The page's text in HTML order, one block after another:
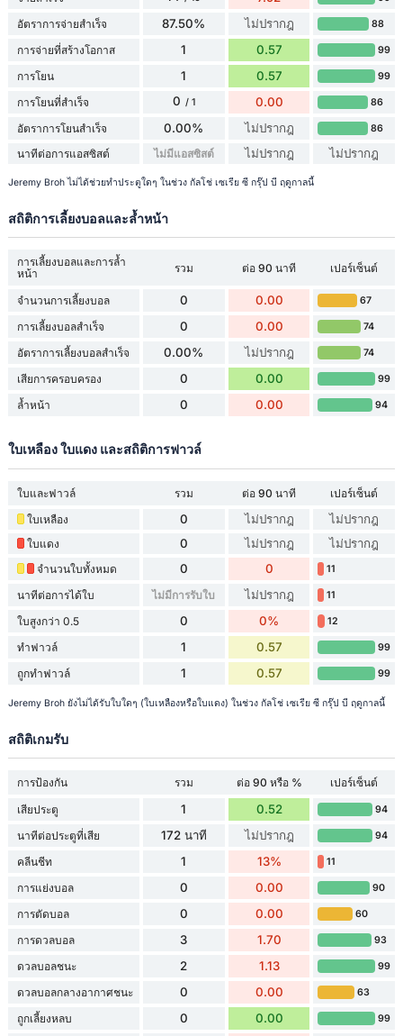
อัตราการจ่ายสำเร็จ 87.50% ไม่ปรากฎ 88
การจ่ายที่สร้างโอกาส 1 0.57 99
การโยน 1 0.57 99
การโยนที่สำเร็จ 0 / 1 0.00 86
อัตราการโยนสำเร็จ 0.00% ไม่ปรากฎ 86
นาทีต่อการแอสซิสต์ ไม่มีแอสซิสต์ ไม่ปรากฎ ไม่ปรากฎ
Jeremy Broh ไม่ได้ช่วยทำประตูใดๆ ในช่วง กัลโช่ เซเรีย ซี กรุ๊ป บี ฤดูกาลนี้
สถิติการเลี้ยงบอลและล้ำหน้า
การเลี้ยงบอลและการล้ำ
หน้า
รวม ต่อ 90 นาที เปอร์เซ็นต์
จำนวนการเลี้ยงบอล 0 0.00 67
การเลี้ยงบอลสำเร็จ 0 0.00 74
อัตราการเลี้ยงบอลสำเร็จ 0.00% ไม่ปรากฎ 74
เสียการครอบครอง 0 0.00 99
ล้ำหน้า 0 0.00 94
ใบเหลือง ใบแดง และสถิติการฟาวล์
ใบและฟาวล์ รวม ต่อ 90 นาที
เปอร์เซ็นต์
ใบเหลือง
0 ไม่ปรากฎ ไม่ปรากฎ
ใบแดง 0 ไม่ปรากฎ ไม่ปรากฎ
จำนวนใบทั้งหมด 0 0 11
นาทีต่อการได้ใบ ไม่มีการรับใบ ไม่ปรากฎ 11
ใบสูงกว่า 0.5 0 0% 12
ทำฟาวล์ 1 0.57 99
ถูกทำฟาวล์ 1 0.57 99
Jeremy Broh ยังไม่ได้รับใบใดๆ (ใบเหลืองหรือใบแดง) ในช่วง กัลโช่ เซเรีย ซี กรุ๊ป บี ฤดูกาลนี้
สถิติเกมรับ
การป้องกัน รวม ต่อ 90 หรือ %
เปอร์เซ็นต์
เสียประตู
1 0.52 94
นาทีต่อประตูที่เสีย 172 นาที ไม่ปรากฎ 94
คลีนชีท 1 13% 11
การแย่งบอล 0 0.00 90
การตัดบอล 0 0.00 60
การดวลบอล 3 1.70 93
ดวลบอลชนะ 2 1.13 99
ดวลบอลกลางอากาศชนะ 0 0.00 63
ถูกเลี้ยงหลบ 0 0.00 99